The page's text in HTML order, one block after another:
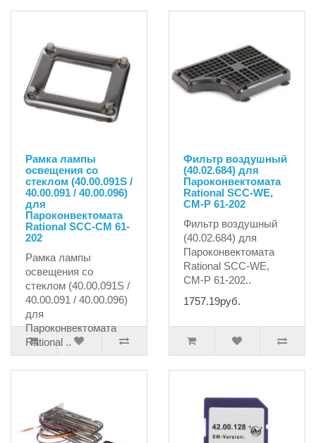
Рамка лампы
освещения со
стеклом (40.00.091S /
40.00.091 / 40.00.096)
для
Пароконвектомата
Rational SCC-CM 61-
202
Рамка лампы
освещения со
стеклом (40.00.091S /
40.00.091 / 40.00.096)
для
Пароконвектомата
Rational ..
Фильтр воздушный
(40.02.684) для
Пароконвектомата
Rational SCC-WE,
CM-P 61-202
Фильтр воздушный
(40.02.684) для
Пароконвектомата
Rational SCC-WE,
CM-P 61-202..
1757.19руб.